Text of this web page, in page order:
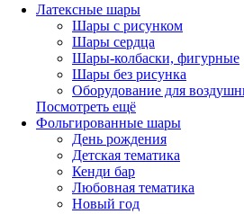
Латексные шары
Шары с рисунком
Шары сердца
Шары-колбаски, фигурные
Шары без рисунка
Оборудование для
Посмотреть ещё
Фольгированные шары
День рождения
Детская тематика
Кенди бар
Любовная тематика
Новый год